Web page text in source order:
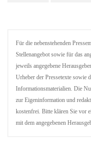
Für die nebenstehenden
Stellenangebot sowie für das
jeweils angegebene
Urheber der Pressetexte sowie
Informationsmaterialien. Die
zur Eigeninformation und
kostenfrei. Bitte klären Sie vor
mit dem angegebenen